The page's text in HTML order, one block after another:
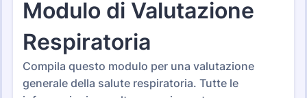
Moduli Assistenza Sanitaria Sondaggi & Questionari Medici
Sondaggi & Questionari
Medici
78 Template